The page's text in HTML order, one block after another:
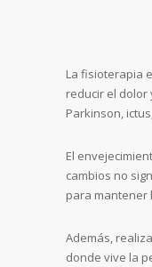
La fisioterapia
reducir el
Parkinson,
El
cambios no
para mantener
Además,
donde vive la